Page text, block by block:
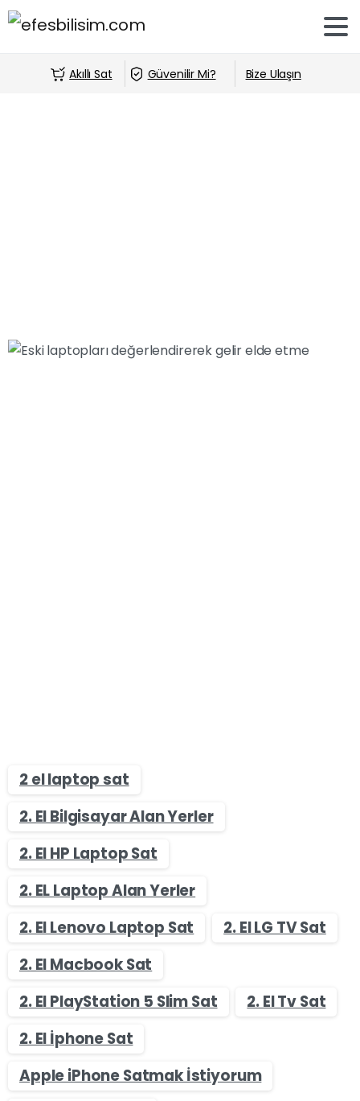
Akıllı Sat Güvenilir Mi? Bize Ulaşın
2 el laptop sat
2. El Bilgisayar Alan Yerler
2. El HP Laptop Sat
2. EL Laptop Alan Yerler
2. El Lenovo Laptop Sat
2. El LG TV Sat
2. El Macbook Sat
2. El PlayStation 5 Slim Sat
2. El Tv Sat
2. El İphone Sat
Apple iPhone Satmak İstiyorum